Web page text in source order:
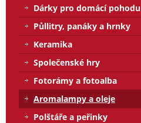
Dárky pro domácí pohodu
Půllitry, panáky a hrnky
Keramika
Společenské hry
Fotorámy a fotoalba
Aromalampy a oleje
Polštáře a peřinky